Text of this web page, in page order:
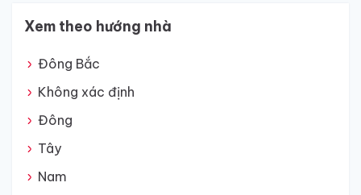
Xem theo hướng nhà
Đông Bắc
Không xác định
Đông
Tây
Nam